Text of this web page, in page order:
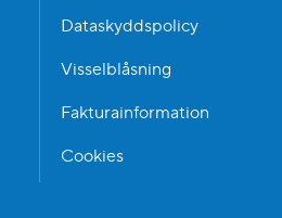
Dataskyddspolicy
Visselblåsning
Fakturainformation
Cookies